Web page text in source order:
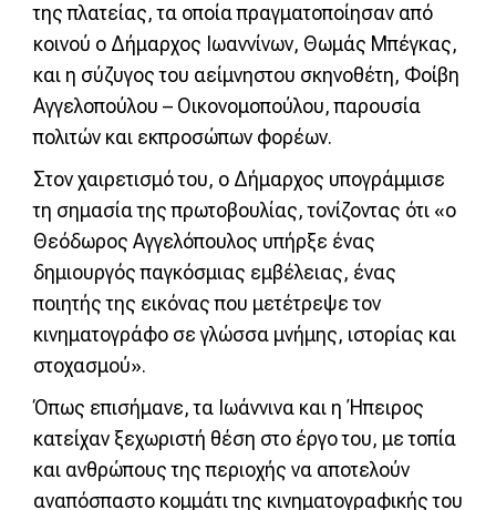
της πλατείας, τα οποία πραγματοποίησαν από
κοινού ο Δήμαρχος Ιωαννίνων, Θωμάς Μπέγκας,
και η σύζυγος του αείμνηστου σκηνοθέτη, Φοίβη
Αγγελοπούλου – Οικονομοπούλου, παρουσία
πολιτών και εκπροσώπων φορέων.
Στον χαιρετισμό του, ο Δήμαρχος υπογράμμισε
τη σημασία της πρωτοβουλίας, τονίζοντας ότι «ο
Θεόδωρος Αγγελόπουλος υπήρξε ένας
δημιουργός παγκόσμιας εμβέλειας, ένας
ποιητής της εικόνας που μετέτρεψε τον
κινηματογράφο σε γλώσσα μνήμης, ιστορίας και
στοχασμού».
Όπως επισήμανε, τα Ιωάννινα και η Ήπειρος
κατείχαν ξεχωριστή θέση στο έργο του, με τοπία
και ανθρώπους της περιοχής να αποτελούν
αναπόσπαστο κομμάτι της κινηματογραφικής του